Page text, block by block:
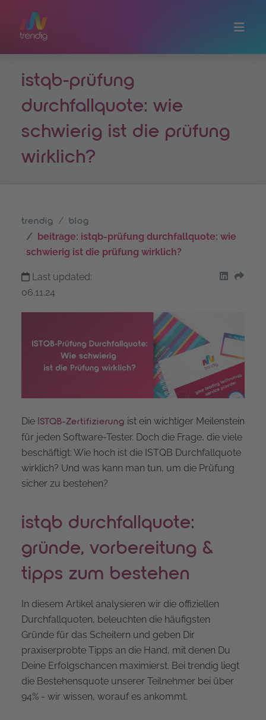
istqb-prüfung
durchfallquote: wie
schwierig ist die prüfung
wirklich?
trendig blog
beitrage: istqb-prüfung durchfallquote: wie
schwierig ist die prüfung wirklich?
Last updated:
06.11.24
share
Die ISTQB-Zertifizierung ist ein wichtiger Meilenstein
für jeden Software-Tester. Doch die Frage, die viele
beschäftigt: Wie hoch ist die ISTQB Durchfallquote
wirklich? Und was kann man tun, um die Prüfung
sicher zu bestehen?
istqb durchfallquote:
gründe, vorbereitung &
tipps zum bestehen
In diesem Artikel analysieren wir die offiziellen
Durchfallquoten, beleuchten die häufigsten
Gründe für das Scheitern und geben Dir
praxiserprobte Tipps an die Hand, mit denen Du
Deine Erfolgschancen maximierst. Bei trendig liegt
die Bestehensquote unserer Teilnehmer bei über
94% - wir wissen, worauf es ankommt.